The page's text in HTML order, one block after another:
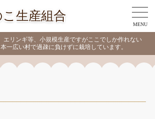
MENU
生産組合
エリンギ等、小規模生産ですがここでしか作れない
本一広い村で過疎に負けずに栽培しています。